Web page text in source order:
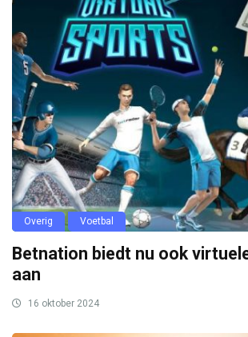
Overig Voetbal
Betnation biedt nu ook
aan
16 oktober 2024